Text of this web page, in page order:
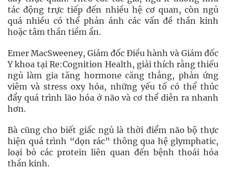
tác động trực tiếp đến nhiều hệ cơ quan, còn ngủ
quá nhiều có thể phản ánh các vấn đề thần kinh
hoặc tâm thần tiềm ẩn.
Emer MacSweeney, Giám đốc Điều hành và Giám đốc
Y khoa tại Re:Cognition Health, giải thích rằng thiếu
ngủ làm gia tăng hormone căng thẳng, phản ứng
viêm và stress oxy hóa, những yếu tố có thể thúc
đẩy quá trình lão hóa ở não và cơ thể diễn ra nhanh
hơn.
Bà cũng cho biết giấc ngủ là thời điểm não bộ thực
hiện quá trình “dọn rác” thông qua hệ glymphatic,
loại bỏ các protein liên quan đến bệnh thoái hóa
thần kinh.